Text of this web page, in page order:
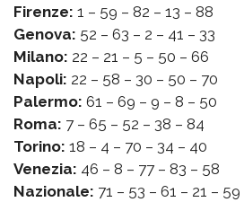
Firenze: 1 – 59 – 82 – 13 – 88
Genova: 52 – 63 – 2 – 41 – 33
Milano: 22 – 21 – 5 – 50 – 66
Napoli: 22 – 58 – 30 – 50 – 70
Palermo: 61 – 69 – 9 – 8 – 50
Roma: 7 – 65 – 52 – 38 – 84
Torino: 18 – 4 – 70 – 34 – 40
Venezia: 46 – 8 – 77 – 83 – 58
Nazionale: 71 – 53 – 61 – 21 – 59